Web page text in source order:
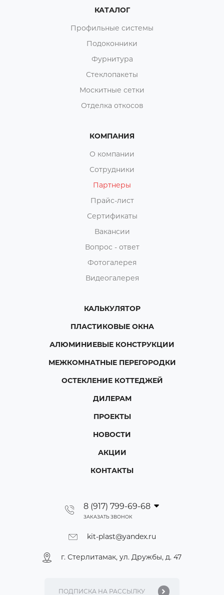
КАТАЛОГ
Профильные системы
Подоконники
Фурнитура
Стеклопакеты
Москитные сетки
Отделка откосов
КОМПАНИЯ
О компании
Сотрудники
Партнеры
Прайс-лист
Сертификаты
Вакансии
Вопрос - ответ
Фотогалерея
Видеогалерея
КАЛЬКУЛЯТОР
ПЛАСТИКОВЫЕ ОКНА
АЛЮМИНИЕВЫЕ КОНСТРУКЦИИ
МЕЖКОМНАТНЫЕ ПЕРЕГОРОДКИ
ОСТЕКЛЕНИЕ КОТТЕДЖЕЙ
ДИЛЕРАМ
ПРОЕКТЫ
НОВОСТИ
АКЦИИ
КОНТАКТЫ
8 (917) 799-69-68
ЗАКАЗАТЬ ЗВОНОК
kit-plast@yandex.ru
г. Стерлитамак, ул. Дружбы, д. 47